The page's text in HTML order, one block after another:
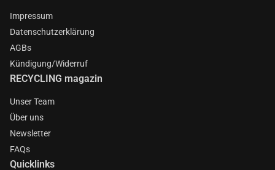
Impressum
Datenschutzerklärung
AGBs
Kündigung/Widerruf
RECYCLING magazin
Unser Team
Über uns
Newsletter
FAQs
Quicklinks